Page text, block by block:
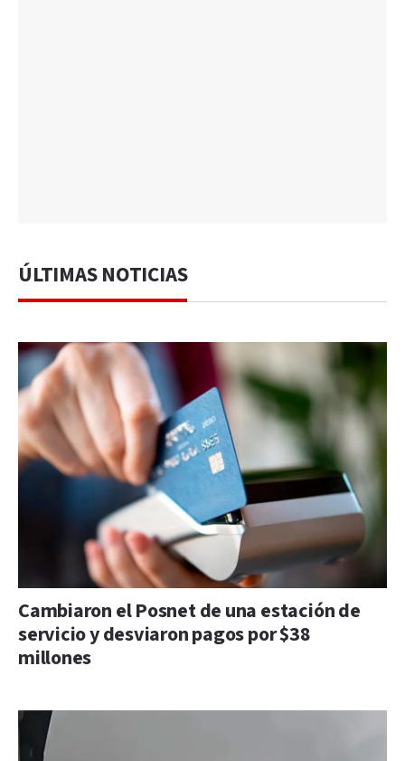
ÚLTIMAS NOTICIAS
Cambiaron el Posnet de una estación de
servicio y desviaron pagos por $38
millones